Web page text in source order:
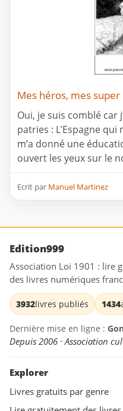
Mes héros, mes super
Oui, je suis comblé car
patries : L’Espagne qui
m’a donné une
ouvert les yeux sur le
Ecrit par Manuel Martinez
Edition999
Association Loi 1901 : lire
des livres numériques
3932livres publiés 1434
Dernière mise en ligne :
Depuis 2006 · Association
Explorer
Livres gratuits par genre